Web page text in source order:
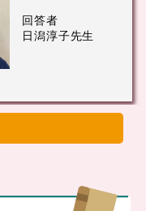
回答者
日潟淳子先生